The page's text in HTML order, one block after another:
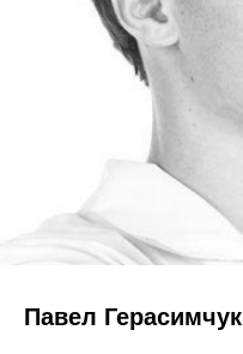
Павел Герасимчук